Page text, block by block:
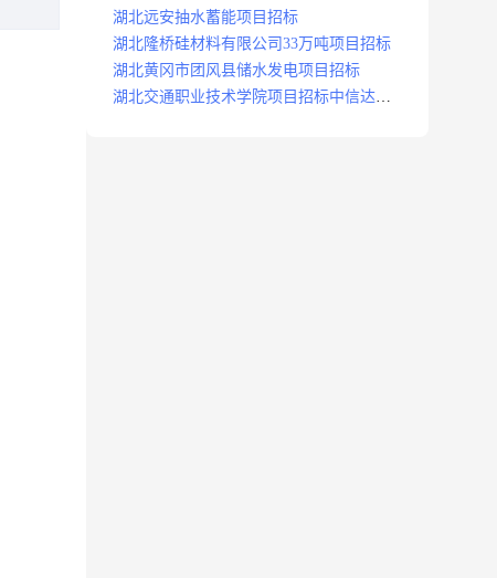
湖北远安抽水蓄能项目招标
湖北隆桥硅材料有限公司33万吨项目招标
湖北黄冈市团风县储水发电项目招标
湖北交通职业技术学院项目招标中信达咨